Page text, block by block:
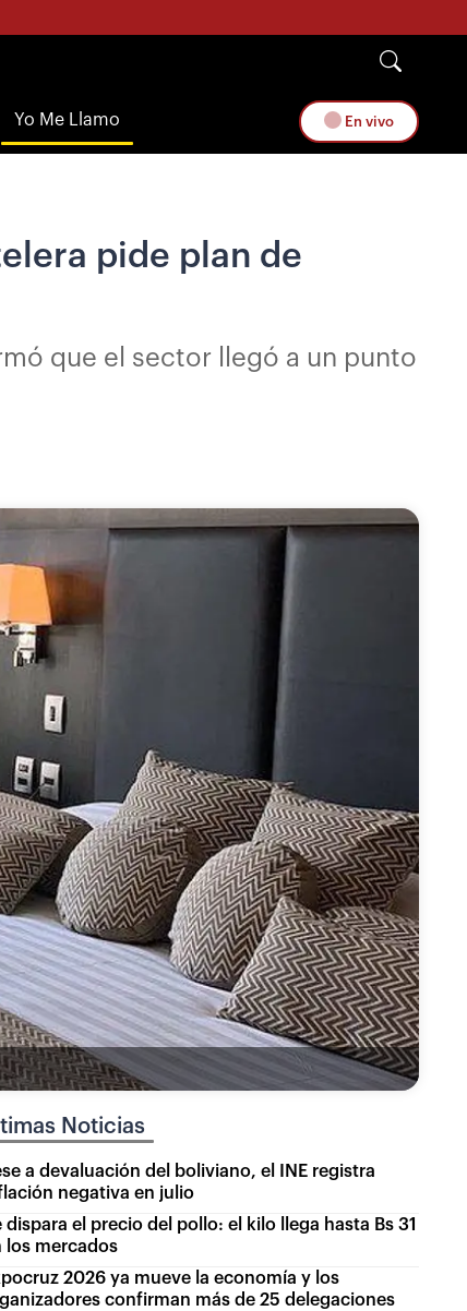
Yo Me Llamo En vivo
pide plan de
que el sector llegó a un punto
Noticias
a devaluación del boliviano, el INE registra
negativa en julio
dispara el precio del pollo: el kilo llega hasta Bs 31
los mercados
2026 ya mueve la economía y los
confirman más de 25 delegaciones